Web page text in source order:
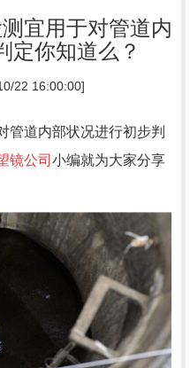
宜用于对管道内
定你知道么？
22 16:00:00]
管道内部状况进行初步判
镜公司 小编就为大家分享